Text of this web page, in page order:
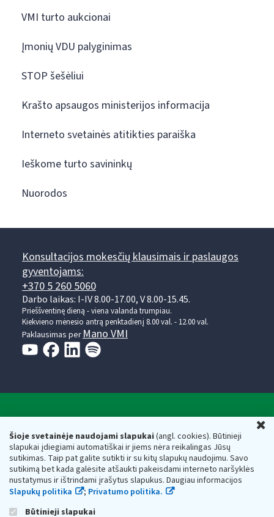
Šioje svetainėje naudojami slapukai(angl. cookies). Būtinieji
slapukai įdiegiami automatiškai ir jiems nėra reikalingas Jūsų
sutikimas. Taip pat galite sutikti ir su kitų slapukų naudojimu. Savo
sutikimą bet kada galėsite atšaukti pakeisdami interneto naršyklės
nustatymus ir ištrindami įrašytus slapukus. Daugiau informacijos
Slapukų politika
; Privatumo politika.
Būtinieji slapukai
VMI turto aukcionai
Įmonių VDU palyginimas
STOP šešėliui
Krašto apsaugos ministerijos informacija
Interneto svetainės atitikties paraiška
Ieškome turto savininkų
Nuorodos
Konsultacijos mokesčių klausimais ir paslaugos
gyventojams:
+370 5 260 5060
Darbo laikas: I-IV 8.00-17.00, V 8.00-15.45.
Prieššventinę dieną - viena valanda trumpiau.
Kiekvieno mėnesio antrą penktadienį 8.00 val. - 12.00 val.
Paklausimas perMano VMI
Valstybinė mokesčių inspekcija prie Lietuvos
Respublikos finansų ministerijos
Biudžetinė įstaiga. Juridinio asmens kodas — 188659752,
adresas: Vasario 16-osios g. 14, 01107 Vilnius, Lietuva, el.paštas:
vmi@vmi.lt , E. pristatymo dėžutės adresas 188659752
Duomenys apie Valstybinę mokesčių inspekciją prie Lietuvos
Respublikos finansų ministerijos kaupiami ir saugomi Juridinių